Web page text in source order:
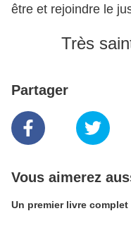
être et rejoindre le
Très
Partager
Vous aimerez
Un premier livre complet